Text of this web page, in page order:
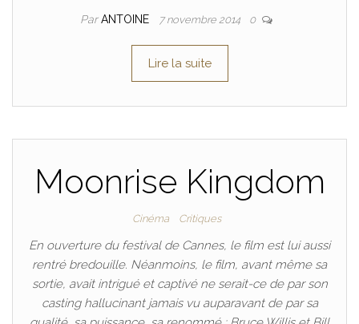
ParANTOINE 7 novembre 2014 0
Lire la suite
Moonrise Kingdom
Cinéma Critiques
En ouverture du festival de Cannes, le film est lui aussi
rentré bredouille. Néanmoins, le film, avant même sa
sortie, avait intrigué et captivé ne serait-ce de par son
casting hallucinant jamais vu auparavant de par sa